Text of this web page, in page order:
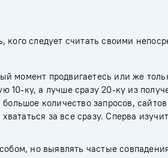
следует считать своими
момент продвигаетесь или же
10-ку, а лучше сразу 20-ку из
количество запросов,
за все сразу. Сперва
но выявлять частые